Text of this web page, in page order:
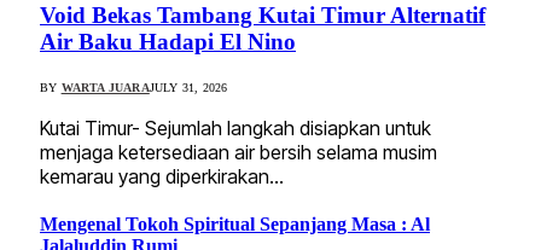
Void Bekas Tambang Kutai Timur Alternatif
Air Baku Hadapi El Nino
BY WARTA JUARAJULY 31, 2026
Kutai Timur- Sejumlah langkah disiapkan untuk
menjaga ketersediaan air bersih selama musim
kemarau yang diperkirakan…
Mengenal Tokoh Spiritual Sepanjang Masa : Al
Jalaluddin Rumi